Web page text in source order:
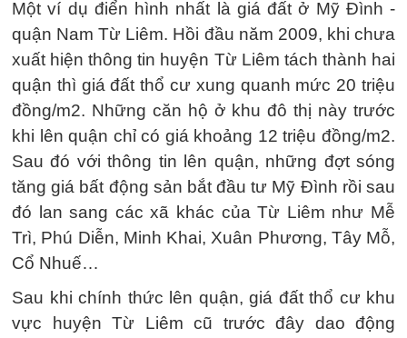
Một ví dụ điển hình nhất là giá đất ở Mỹ Đình -
quận Nam Từ Liêm. Hồi đầu năm 2009, khi chưa
xuất hiện thông tin huyện Từ Liêm tách thành hai
quận thì giá đất thổ cư xung quanh mức 20 triệu
đồng/m2. Những căn hộ ở khu đô thị này trước
khi lên quận chỉ có giá khoảng 12 triệu đồng/m2.
Sau đó với thông tin lên quận, những đợt sóng
tăng giá bất động sản bắt đầu tư Mỹ Đình rồi sau
đó lan sang các xã khác của Từ Liêm như Mễ
Trì, Phú Diễn, Minh Khai, Xuân Phương, Tây Mỗ,
Cổ Nhuế…
Sau khi chính thức lên quận, giá đất thổ cư khu
vực huyện Từ Liêm cũ trước đây dao động